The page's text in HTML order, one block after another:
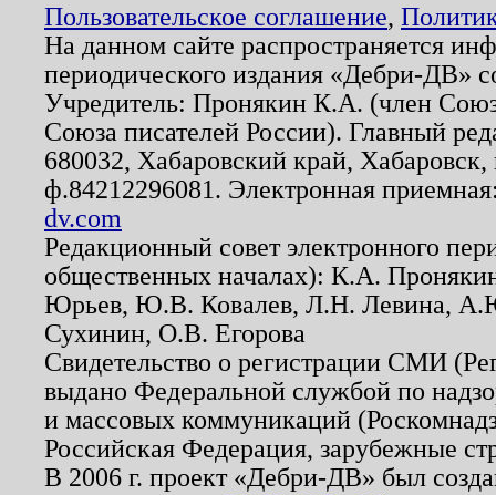
Пользовательское соглашение,
На данном сайте распространяется
периодического издания «Дебри-ДВ»
Учредитель: Пронякин К.А. (член
Союза писателей России). Главный
680032, Хабаровский край,
ф.84212296081. Электронная
dv.com
Редакционный совет электронного
общественных началах): К.А.
Юрьев, Ю.В. Ковалев, Л.Н. Левина,
Сухинин, О.В. Егорова
Свидетельство о регистрации СМИ
выдано Федеральной службой по
и массовых коммуникаций
Российская Федерация, зарубежные
В 2006 г. проект «Дебри-ДВ» был